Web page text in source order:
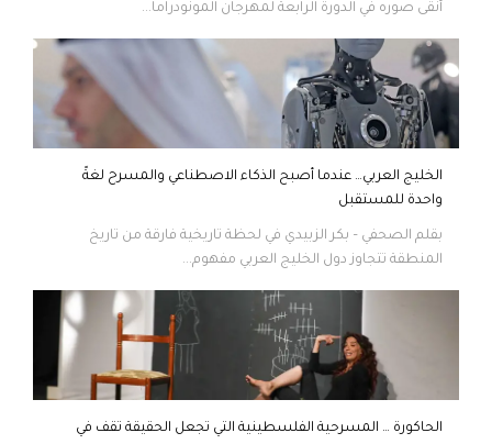
أنقى صوره في الدورة الرابعة لمهرجان المونودراما...
الخليج العربي… عندما أصبح الذكاء الاصطناعي والمسرح لغةً
واحدة للمستقبل
بقلم الصحفي – بكر الزبيدي في لحظة تاريخية فارقة من تاريخ
المنطقة تتجاوز دول الخليج العربي مفهوم...
الحاكورة … المسرحية الفلسطينية التي تجعل الحقيقة تقف في